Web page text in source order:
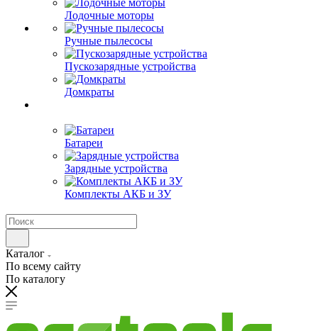
Лодочные моторы
Ручные пылесосы
Пускозарядные устройства
Домкраты
Батареи
Зарядные устройства
Комплекты АКБ и ЗУ
Каталог
По всему сайту
По каталогу